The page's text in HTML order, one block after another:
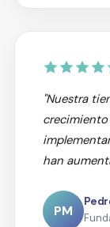
"Nuestra
han
PM